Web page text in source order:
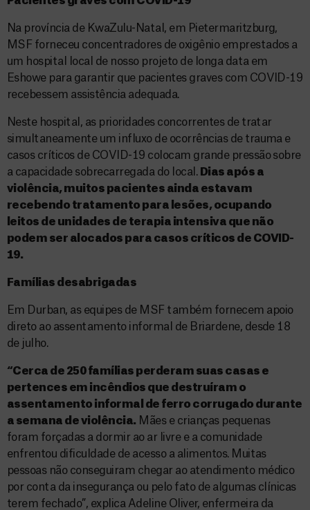
Na província de KwaZulu-Natal, em Pietermaritzburg,
MSF forneceu concentradores de oxigênio emprestados a
um hospital local de nosso projeto de longa data em
Eshowe para garantir que pacientes graves com COVID-19
recebessem assistência adequada.
Neste hospital, as prioridades concorrentes de tratar
simultaneamente um influxo de ocorrências de trauma e
casos críticos de COVID-19 colocam grande pressão sobre
a capacidade sobrecarregada do local. Dias após a
violência, muitos pacientes ainda estavam
recebendo tratamento para lesões, ocupando
leitos de unidades de terapia intensiva que não
podem ser alocados para casos críticos de COVID-
19.
Famílias desabrigadas
Em Durban, as equipes de MSF também fornecem apoio
direto ao assentamento informal de Briardene, desde 18
de julho.
“Cerca de 250 famílias perderam suas casas e
pertences em incêndios que destruíram o
assentamento informal de ferro corrugado durante
a semana de violência. Mães e crianças pequenas
foram forçadas a dormir ao ar livre e a comunidade
enfrentou dificuldade de acesso a alimentos. Muitas
pessoas não conseguiram chegar ao atendimento médico
por conta da insegurança ou pelo fato de algumas clínicas
terem fechado”, explica Adeline Oliver, enfermeira da